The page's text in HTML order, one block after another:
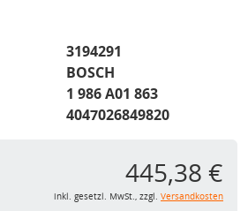
3194291
BOSCH
1 986 A01 863
4047026849820
445,38 €
inkl. gesetzl. MwSt., zzgl. Versandkosten